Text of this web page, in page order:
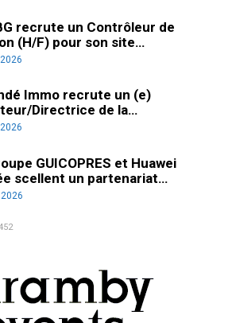
recrute un Contrôleur de
(H/F) pour son site…
Immo recrute un (e)
Directrice de la…
GUICOPRES et Huawei
scellent un partenariat…